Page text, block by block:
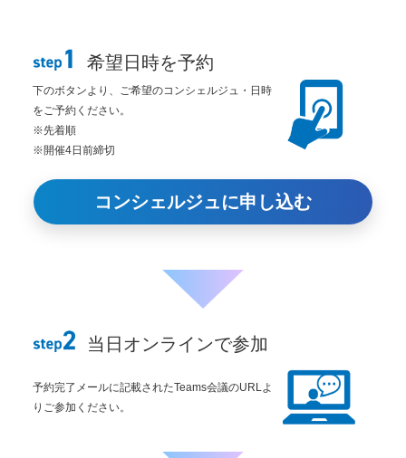
希望日時を予約
下のボタンより、ご希望のコンシェルジュ・日時
をご予約ください。
※先着順
※開催4日前締切
コンシェルジュに申し込む
当日オンラインで参加
予約完了メールに記載されたTeams会議のURLよ
りご参加ください。